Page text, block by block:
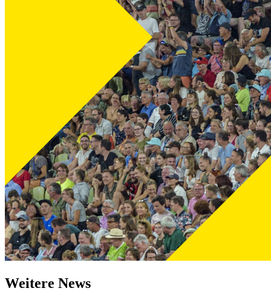
Weitere News